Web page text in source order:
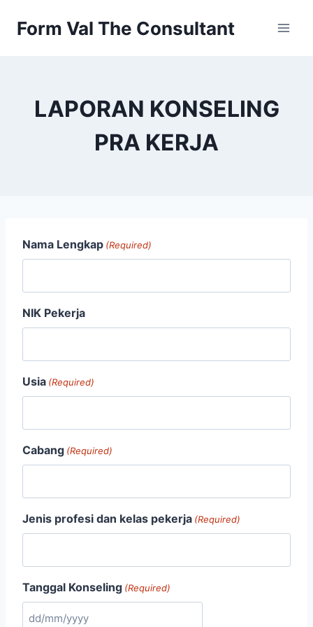
Form Val The Consultant
LAPORAN KONSELING
PRA KERJA
Nama Lengkap (Required)
NIK Pekerja
Usia (Required)
Cabang (Required)
Jenis profesi dan kelas pekerja (Required)
Tanggal Konseling (Required)